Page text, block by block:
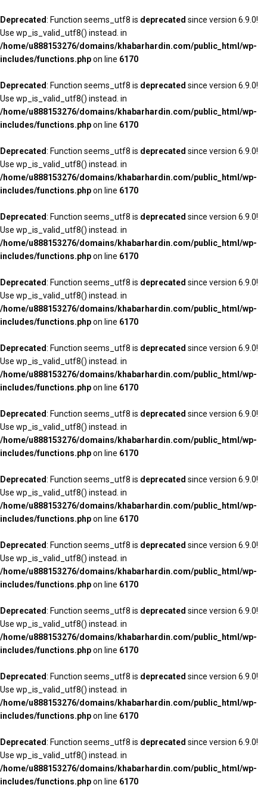
Deprecated: Function seems_utf8 is deprecated since version 6.9.0!
Use wp_is_valid_utf8() instead. in
/home/u888153276/domains/khabarhardin.com/public_html/wp-
includes/functions.phpon line 6170
Deprecated: Function seems_utf8 is deprecated since version 6.9.0!
Use wp_is_valid_utf8() instead. in
/home/u888153276/domains/khabarhardin.com/public_html/wp-
includes/functions.phpon line 6170
Deprecated: Function seems_utf8 is deprecated since version 6.9.0!
Use wp_is_valid_utf8() instead. in
/home/u888153276/domains/khabarhardin.com/public_html/wp-
includes/functions.phpon line 6170
Deprecated: Function seems_utf8 is deprecated since version 6.9.0!
Use wp_is_valid_utf8() instead. in
/home/u888153276/domains/khabarhardin.com/public_html/wp-
includes/functions.phpon line 6170
Deprecated: Function seems_utf8 is deprecated since version 6.9.0!
Use wp_is_valid_utf8() instead. in
/home/u888153276/domains/khabarhardin.com/public_html/wp-
includes/functions.phpon line 6170
Deprecated: Function seems_utf8 is deprecated since version 6.9.0!
Use wp_is_valid_utf8() instead. in
/home/u888153276/domains/khabarhardin.com/public_html/wp-
includes/functions.phpon line 6170
Deprecated: Function seems_utf8 is deprecated since version 6.9.0!
Use wp_is_valid_utf8() instead. in
/home/u888153276/domains/khabarhardin.com/public_html/wp-
includes/functions.phpon line 6170
Deprecated: Function seems_utf8 is deprecated since version 6.9.0!
Use wp_is_valid_utf8() instead. in
/home/u888153276/domains/khabarhardin.com/public_html/wp-
includes/functions.phpon line 6170
Deprecated: Function seems_utf8 is deprecated since version 6.9.0!
Use wp_is_valid_utf8() instead. in
/home/u888153276/domains/khabarhardin.com/public_html/wp-
includes/functions.phpon line 6170
Deprecated: Function seems_utf8 is deprecated since version 6.9.0!
Use wp_is_valid_utf8() instead. in
/home/u888153276/domains/khabarhardin.com/public_html/wp-
includes/functions.phpon line 6170
Deprecated: Function seems_utf8 is deprecated since version 6.9.0!
Use wp_is_valid_utf8() instead. in
/home/u888153276/domains/khabarhardin.com/public_html/wp-
includes/functions.phpon line 6170
Deprecated: Function seems_utf8 is deprecated since version 6.9.0!
Use wp_is_valid_utf8() instead. in
/home/u888153276/domains/khabarhardin.com/public_html/wp-
includes/functions.phpon line 6170